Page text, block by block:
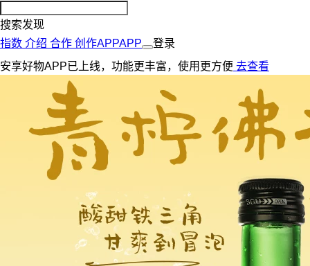
搜索发现
指数 介绍 合作 创作APPAPP
登录
安享好物APP已上线，功能更丰富，使用更方便 去查看